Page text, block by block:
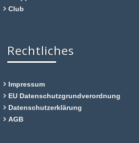
Club
Rechtliches
Impressum
EU Datenschutzgrundverordnung
Datenschutzerklärung
AGB